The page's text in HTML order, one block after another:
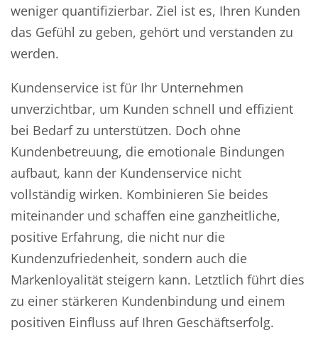
weniger quantifizierbar. Ziel ist es, Ihren Kunden
das Gefühl zu geben, gehört und verstanden zu
werden.
Kundenservice ist für Ihr Unternehmen
unverzichtbar, um Kunden schnell und effizient
bei Bedarf zu unterstützen. Doch ohne
Kundenbetreuung, die emotionale Bindungen
aufbaut, kann der Kundenservice nicht
vollständig wirken. Kombinieren Sie beides
miteinander und schaffen eine ganzheitliche,
positive Erfahrung, die nicht nur die
Kundenzufriedenheit, sondern auch die
Markenloyalität steigern kann. Letztlich führt dies
zu einer stärkeren Kundenbindung und einem
positiven Einfluss auf Ihren Geschäftserfolg.